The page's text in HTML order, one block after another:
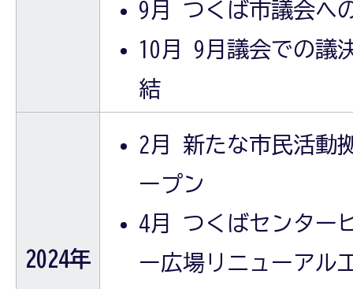
9月 つくば市議会へ
10月 9月議会での議
結
2024年
2月 新たな市民活動
ープン
4月 つくばセンター
ー広場リニューアル